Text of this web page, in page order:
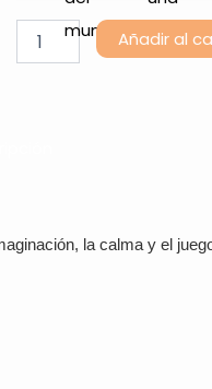
Añadir al
la calma y el